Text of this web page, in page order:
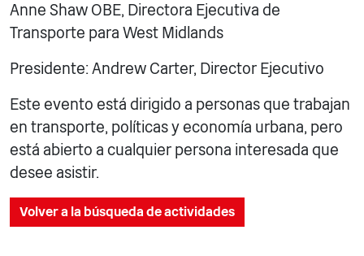
Anne Shaw OBE, Directora Ejecutiva de
Transporte para West Midlands
Presidente: Andrew Carter, Director Ejecutivo
Este evento está dirigido a personas que trabajan
en transporte, políticas y economía urbana, pero
está abierto a cualquier persona interesada que
desee asistir.
Volver a la búsqueda de actividades